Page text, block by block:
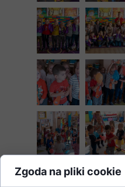
Zgoda na pliki cookie